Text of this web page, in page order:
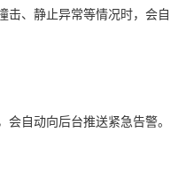
击、静止异常等情况时，会自
自动向后台推送紧急告警。